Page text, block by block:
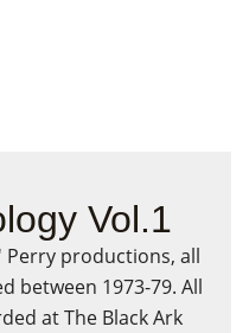
Vol.1
Perry productions, all
between 1973-79. All
at The Black Ark